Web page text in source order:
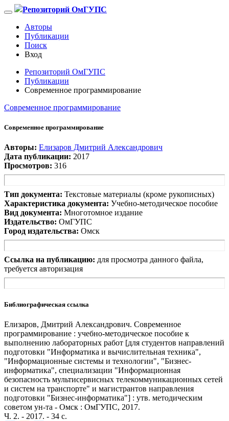
Репозиторий ОмГУПС
Авторы
Публикации
Поиск
Вход
Репозиторий ОмГУПС
Публикации
Современное программирование
Современное программирование
Современное программирование
Авторы: Елизаров Дмитрий Александрович
Дата публикации: 2017
Просмотров: 316
Тип документа: Текстовые материалы (кроме рукописных)
Характеристика документа: Учебно-методическое пособие
Вид документа: Многотомное издание
Издательство: ОмГУПС
Город издательства: Омск
Ссылка на публикацию: для просмотра данного файла,
требуется авторизация
Библиографическая ссылка
Елизаров, Дмитрий Александрович. Современное
программирование : учебно-методическое пособие к
выполнению лабораторных работ [для студентов направлений
подготовки "Информатика и вычислительная техника",
"Информационные системы и технологии", "Бизнес-
информатика", специализации "Информационная
безопасность мультисервисных телекоммуникационных сетей
и систем на транспорте" и магистрантов направления
подготовки "Бизнес-информатика"] : утв. методическим
советом ун-та - Омск : ОмГУПС, 2017.
Ч. 2. - 2017. - 34 с.